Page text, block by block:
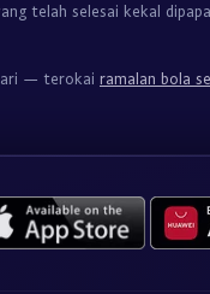
telah selesai kekal
— terokai ramalan bola